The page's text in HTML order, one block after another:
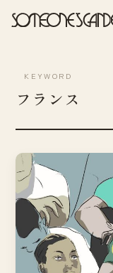
KEYWORD
フランス